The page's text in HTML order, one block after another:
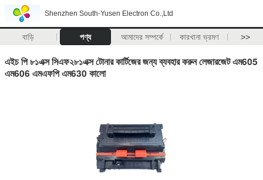
Shenzhen South-Yusen Electron Co.,Ltd
বাড়ি পণ্য আমাদের সম্পর্কে কারখানা ভ্রমণ >>
এইচ পি ৮১এক্স সিএফ২৮১এক্স টোনার কার্টিজের জন্য ব্যবহার করুন লেজারজেট এম605
এম606 এমএফপি এম630 কালো